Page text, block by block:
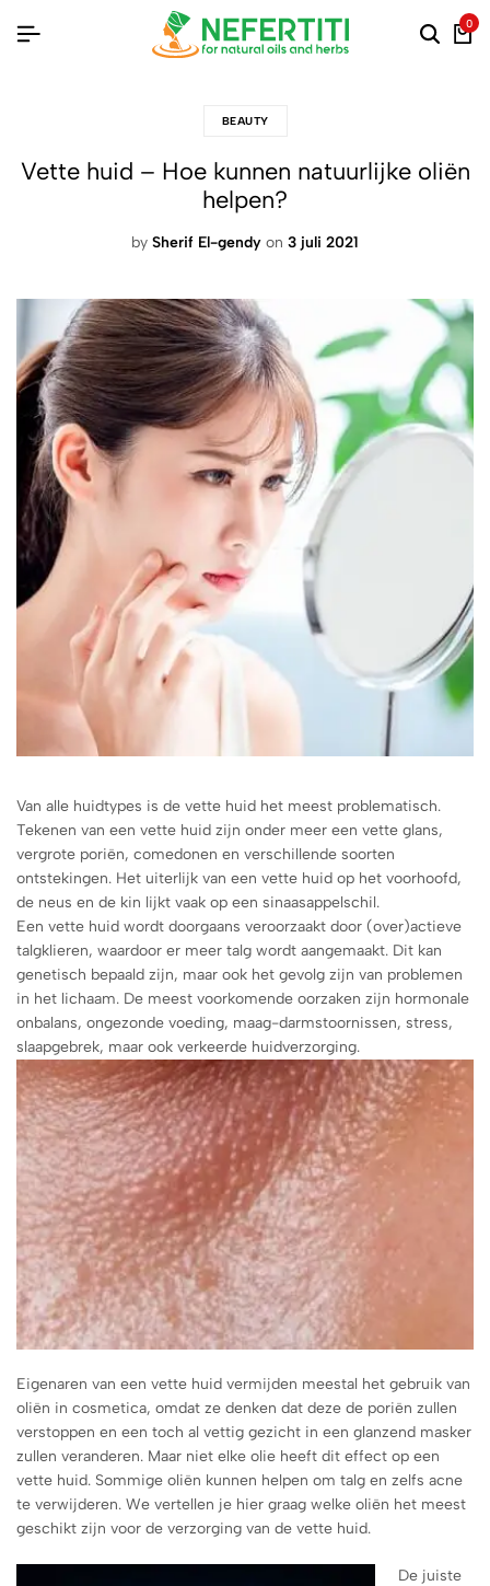
0
BEAUTY
Vette huid – Hoe kunnen natuurlijke oliën
helpen?
by Sherif El-gendy on 3 juli 2021
Van alle huidtypes is de vette huid het meest problematisch.
Tekenen van een vette huid zijn onder meer een vette glans,
vergrote poriën, comedonen en verschillende soorten
ontstekingen. Het uiterlijk van een vette huid op het voorhoofd,
de neus en de kin lijkt vaak op een sinaasappelschil.
Een vette huid wordt doorgaans veroorzaakt door (over)actieve
talgklieren, waardoor er meer talg wordt aangemaakt. Dit kan
genetisch bepaald zijn, maar ook het gevolg zijn van problemen
in het lichaam. De meest voorkomende oorzaken zijn hormonale
onbalans, ongezonde voeding, maag-darmstoornissen, stress,
slaapgebrek, maar ook verkeerde huidverzorging.
Eigenaren van een vette huid vermijden meestal het gebruik van
oliën in cosmetica, omdat ze denken dat deze de poriën zullen
verstoppen en een toch al vettig gezicht in een glanzend masker
zullen veranderen. Maar niet elke olie heeft dit effect op een
vette huid. Sommige oliën kunnen helpen om talg en zelfs acne
te verwijderen. We vertellen je hier graag welke oliën het meest
geschikt zijn voor de verzorging van de vette huid.
De juiste